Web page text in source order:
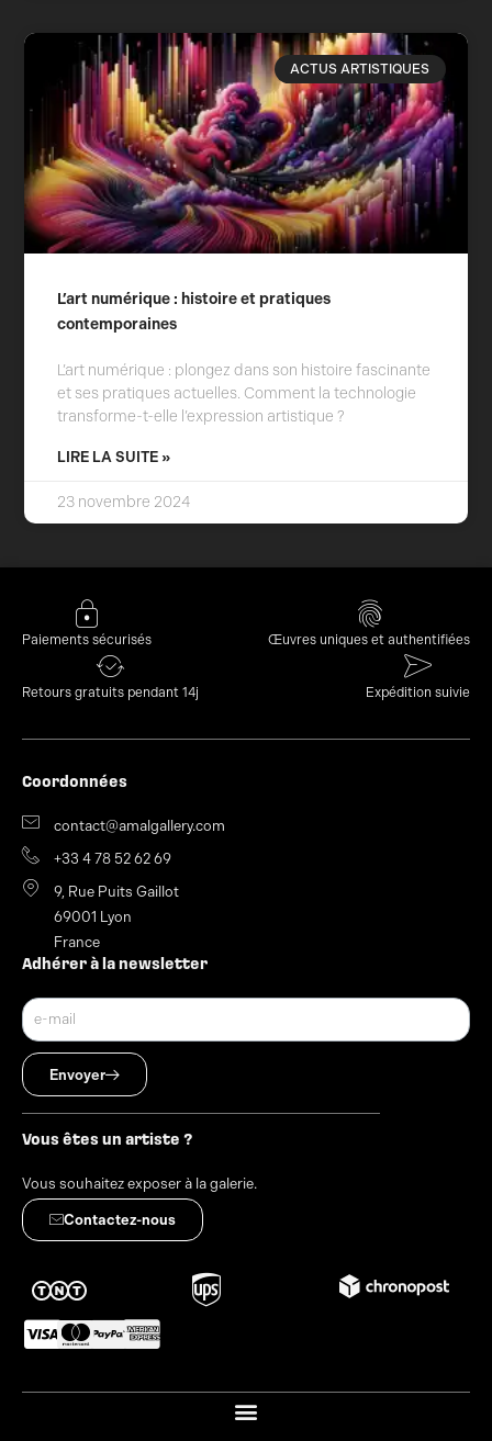
ACTUS ARTISTIQUES
L’art numérique : histoire et pratiques
contemporaines
L’art numérique : plongez dans son histoire fascinante
et ses pratiques actuelles. Comment la technologie
transforme-t-elle l’expression artistique ?
LIRE LA SUITE »
23 novembre 2024
Paiements sécurisés Œuvres uniques et authentifiées
Retours gratuits pendant 14j Expédition suivie
Coordonnées
contact@amalgallery.com
+33 4 78 52 62 69
9, Rue Puits Gaillot
69001 Lyon
France
Adhérer à la newsletter
Envoyer
Vous êtes un artiste ?
Vous souhaitez exposer à la galerie.
Contactez-nous